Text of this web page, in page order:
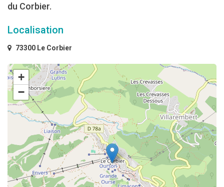
du Corbier.
Localisation
73300 Le Corbier
+
−